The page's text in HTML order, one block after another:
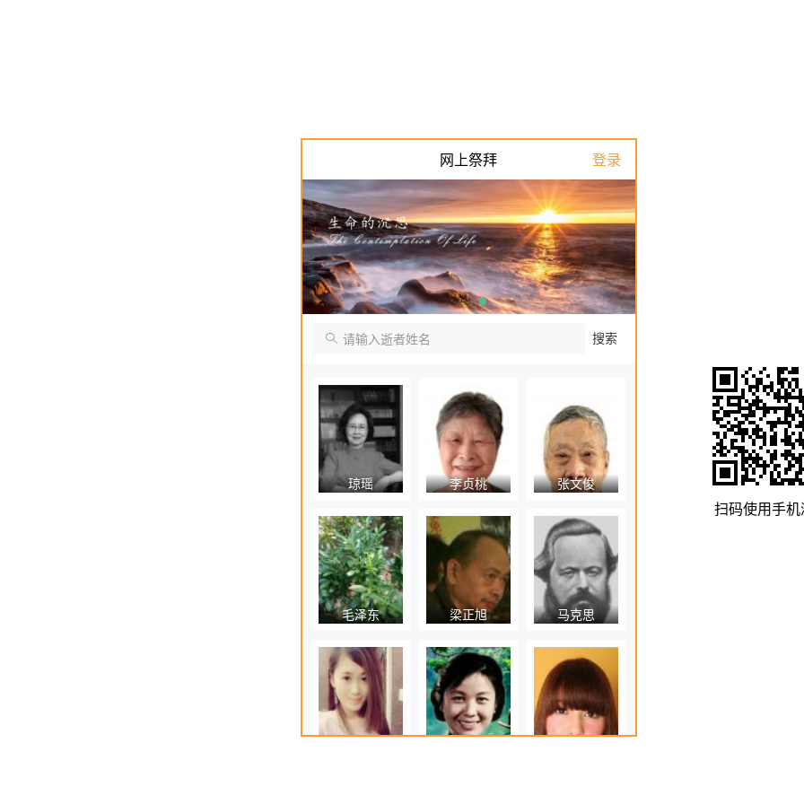
网上祭拜 登录
琼瑶 李贞桃 张文俊
毛泽东 梁正旭 马克思
扫码使用手机